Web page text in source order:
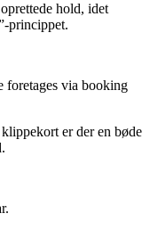
hold, idet
princippet.
via booking
er der en bøde